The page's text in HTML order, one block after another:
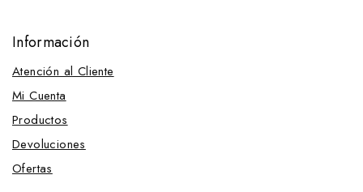
Información
Atención al Cliente
Mi Cuenta
Productos
Devoluciones
Ofertas